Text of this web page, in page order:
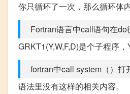
你只循环了一次，那么循环体
Fortran语言中call语句在do
GRKT1(Y,W,F,D)是个子程序
fortran中call system（）
语法里没有这样的相关内容。